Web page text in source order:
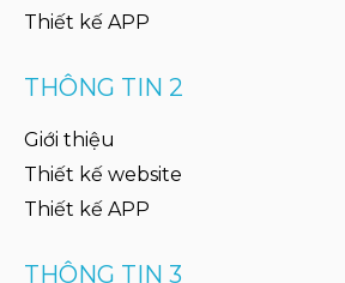
Thiết kế APP
THÔNG TIN 2
Giới thiệu
Thiết kế website
Thiết kế APP
THÔNG TIN 3